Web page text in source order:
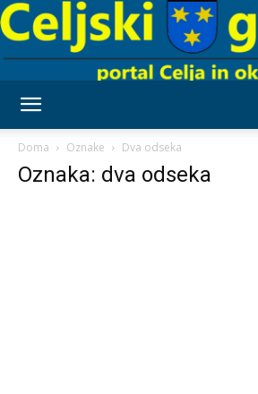
Doma Oznake Dva odseka
Oznaka: dva odseka